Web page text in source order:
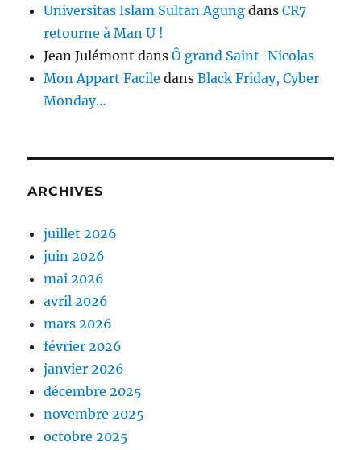
Universitas Islam Sultan Agung dansCR7
retourne à Man U !
Jean Julémont dansÔ grand Saint-Nicolas
Mon Appart Facile dansBlack Friday, Cyber
Monday…
ARCHIVES
juillet 2026
juin 2026
mai 2026
avril 2026
mars 2026
février 2026
janvier 2026
décembre 2025
novembre 2025
octobre 2025